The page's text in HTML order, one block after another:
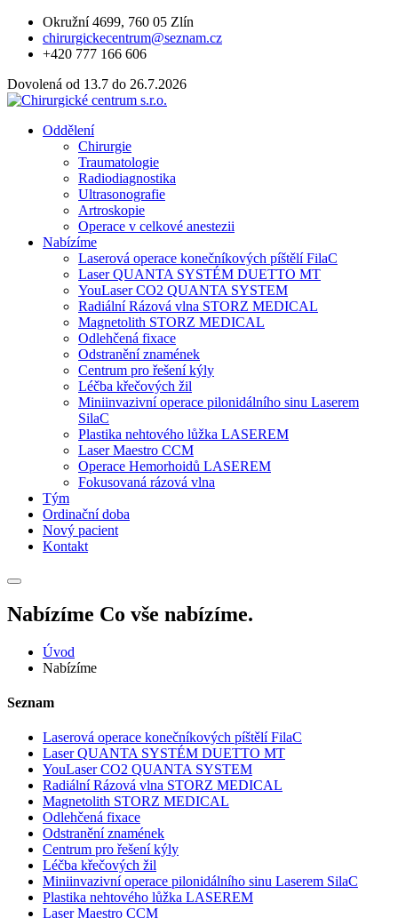
Okružní 4699, 760 05 Zlín
chirurgickecentrum@seznam.cz
+420 777 166 606
Dovolená od 13.7 do 26.7.2026
Oddělení
Chirurgie
Traumatologie
Radiodiagnostika
Ultrasonografie
Artroskopie
Operace v celkové anestezii
Nabízíme
Laserová operace konečníkových píštělí FilaC
Laser QUANTA SYSTÉM DUETTO MT
YouLaser CO2 QUANTA SYSTEM
Radiální Rázová vlna STORZ MEDICAL
Magnetolith STORZ MEDICAL
Odlehčená fixace
Odstranění znamének
Centrum pro řešení kýly
Léčba křečových žil
Miniinvazivní operace pilonidálního sinu Laserem
SilaC
Plastika nehtového lůžka LASEREM
Laser Maestro CCM
Operace Hemorhoidů LASEREM
Fokusovaná rázová vlna
Tým
Ordinační doba
Nový pacient
Kontakt
Nabízíme Co vše nabízíme.
Úvod
Nabízíme
Seznam
Laserová operace konečníkových píštělí FilaC
Laser QUANTA SYSTÉM DUETTO MT
YouLaser CO2 QUANTA SYSTEM
Radiální Rázová vlna STORZ MEDICAL
Magnetolith STORZ MEDICAL
Odlehčená fixace
Odstranění znamének
Centrum pro řešení kýly
Léčba křečových žil
Miniinvazivní operace pilonidálního sinu Laserem SilaC
Plastika nehtového lůžka LASEREM
Laser Maestro CCM